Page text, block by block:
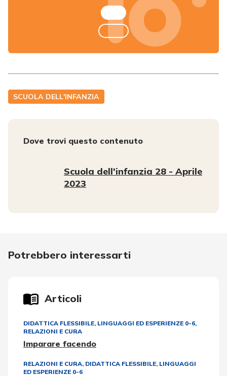
SCUOLA DELL'INFANZIA
Dove trovi questo contenuto
Scuola dell'infanzia 28 - Aprile
2023
Potrebbero interessarti
Articoli
DIDATTICA FLESSIBILE, LINGUAGGI ED ESPERIENZE 0-6,
RELAZIONI E CURA
Imparare facendo
RELAZIONI E CURA, DIDATTICA FLESSIBILE, LINGUAGGI
ED ESPERIENZE 0-6